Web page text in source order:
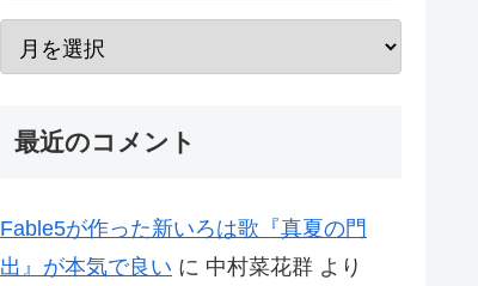
最近のコメント
Fable5が作った新いろは歌『真夏の門
出』が本気で良い に 中村菜花群 より